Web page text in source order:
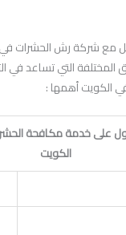
مع شركة رش الحشرات
المختلفة التي تساعد
الكويت أهمها :
على خدمة مكافحة
الكويت